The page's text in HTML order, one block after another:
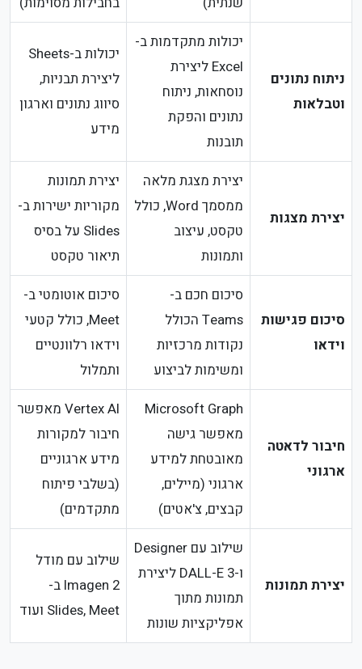
ניתוח נתונים
וטבלאות
יכולות מתקדמות ב-
Excel ליצירת
נוסחאות, ניתוח
נתונים והפקת
תובנות
יכולות ב-Sheets
ליצירת תבניות,
סיווג נתונים וארגון
מידע
יצירת מצגות
יצירת מצגת מלאה
ממסמך Word, כולל
טקסט, עיצוב
ותמונות
יצירת תמונות
מקוריות ישירות ב-
Slides על בסיס
תיאור טקסט
סיכום פגישות
וידאו
סיכום חכם ב-
Teams הכולל
נקודות מרכזיות
ומשימות לביצוע
סיכום אוטומטי ב-
Meet, כולל קטעי
וידאו רלוונטיים
ותמלול
חיבור לדאטה
ארגוני
Microsoft Graph
מאפשר גישה
מאובטחת למידע
ארגוני (מיילים,
קבצים, צ'אטים)
Vertex AI מאפשר
חיבור למקורות
מידע ארגוניים
(בשלבי פיתוח
מתקדמים)
יצירת תמונות
שילוב עם Designer
ו-DALL-E 3 ליצירת
תמונות מתוך
אפליקציות שונות
שילוב עם מודל
Imagen 2 ב-
Slides, Meet ועוד